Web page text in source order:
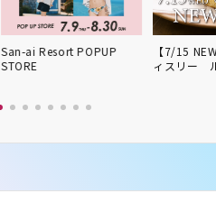
San-ai Resort POPUP
STORE
【7/15
ィスリー